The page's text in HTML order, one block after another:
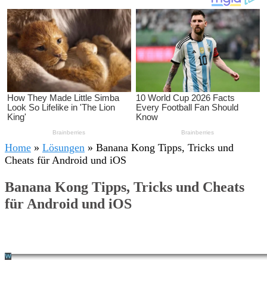
Home » Lösungen » Banana Kong Tipps, Tricks und
Cheats für Android und iOS
Banana Kong Tipps, Tricks und Cheats
für Android und iOS